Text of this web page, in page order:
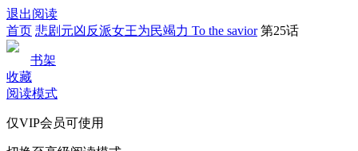
退出阅读
首页 悲剧元凶反派女王为民竭力 To the savior 第25话
书架
收藏
阅读模式
仅VIP会员可使用